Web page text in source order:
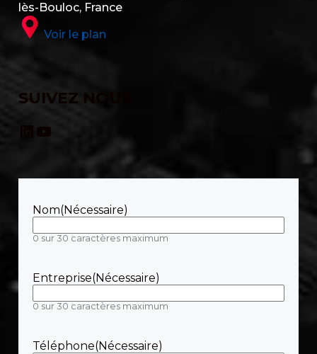
lès-Bouloc, France
Voir le plan
SUIVEZ NOUS
YouTube
Nom(Nécessaire)
0 sur 30 caractères maximum
Entreprise(Nécessaire)
0 sur 30 caractères maximum
Téléphone(Nécessaire)